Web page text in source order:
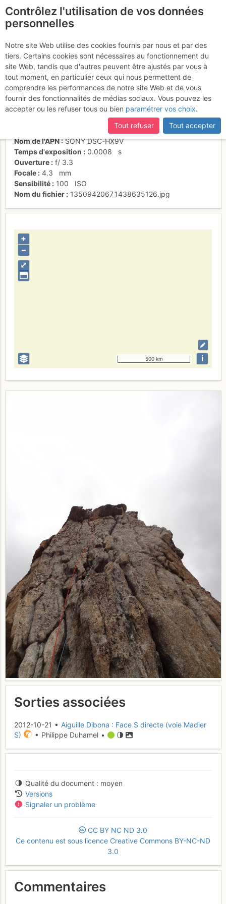
certaines pages ne sont plus accessibles, manquantes ou
incomplètes, déconnectez-vous puis reconnectez-vous à votre
compte sur le site.
Passage mythique !
Activités
Date/heure
21 oct. 2012 12:54
Contributeur
Stochastic
individuel (CC by-nc-nd)
Nom de l'APN
SONY DSC-HX9V
Temps d'exposition
0.0008
s
Ouverture
f/ 3.3
Focale
4.3
mm
Sensibilité
100
ISO
Nom du fichier
1350942067_1438635126.jpg
⤢
+
–
500 km i
Sorties associées
2012-10-21 • Aiguille Dibona : Face S directe (voie Madier
S)
• Philippe Duhamel •
Qualité du document
moyen
Versions
Signaler un problème
CC BY NC ND 3.0
Ce contenu est sous licence Creative Commons BY-NC-ND
3.0
Commentaires
Contrôlez l'utilisation de vos données
personnelles
Notre site Web utilise des cookies fournis par nous et par des
tiers. Certains cookies sont nécessaires au fonctionnement du
site Web, tandis que d'autres peuvent être ajustés par vous à
tout moment, en particulier ceux qui nous permettent de
comprendre les performances de notre site Web et de vous
fournir des fonctionnalités de médias sociaux. Vous pouvez les
accepter ou les refuser tous ou bien paramétrer vos choix.
Tout refuser
Tout accepter